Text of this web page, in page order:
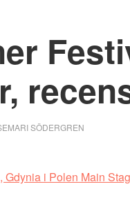
SÖDERGREN
Gdynia i Polen Main